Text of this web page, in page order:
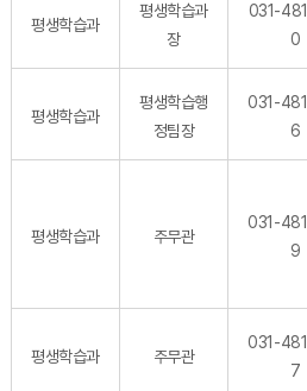
평생학습과
평생학습과
장
031-
0
평생학습과
평생학습행
정팀장
031-
6
평생학습과 주무관
031-
9
평생학습과 주무관
031-
7